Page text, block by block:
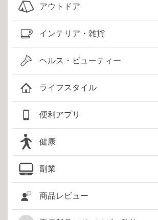
アウトドア
インテリア・雑貨
ヘルス・ビューティー
ライフスタイル
便利アプリ
健康
副業
商品レビュー